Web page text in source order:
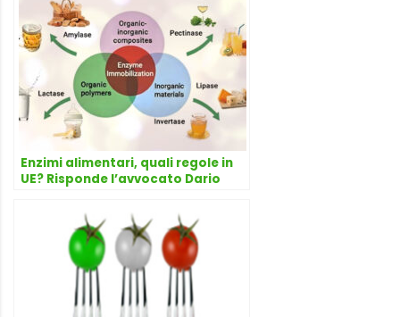
Enzimi alimentari, quali regole in
UE? Risponde l’avvocato Dario